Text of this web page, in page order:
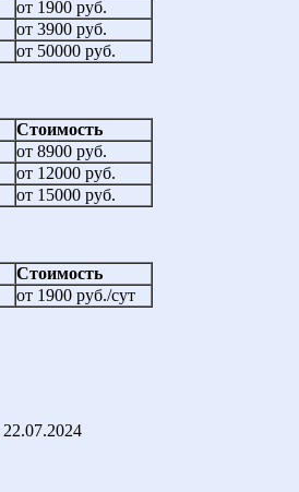
от 1900 руб.
от 3900 руб.
от 50000 руб.
Стоимость
от 8900 руб.
от 12000 руб.
от 15000 руб.
Стоимость
от 1900 руб./сут
22.07.2024